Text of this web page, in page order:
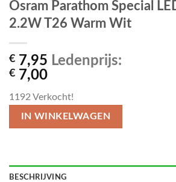
Osram Parathom Special
2.2W T26 Warm Wit
€ 7,95 Ledenprijs:
€ 7,00
1192 Verkocht!
IN WINKELWAGEN
BESCHRIJVING